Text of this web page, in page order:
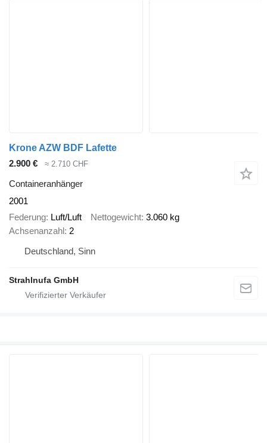
Krone AZW BDF Lafette
2.900 €
≈ 2.710 CHF
Containeranhänger
2001
Federung Luft/Luft Nettogewicht 3.060 kg
Achsenanzahl 2
Deutschland, Sinn
Strahlnufa GmbH